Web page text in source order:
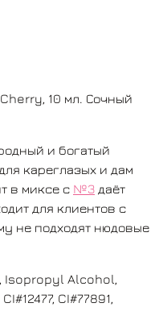
в
Pigments
10 мл. Сочный
и богатый
кареглазых и дам
в миксе с №3 даёт
для клиентов с
не подходят нюдовые
Isopropyl Alcohol,
CI#77891,